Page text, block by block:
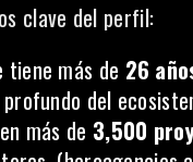
clave del perfil:
tiene más de 26
del
más de 3,500